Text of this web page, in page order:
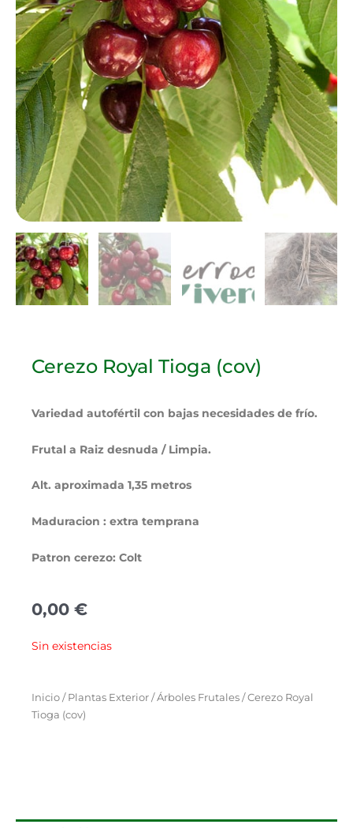
Cerezo Royal Tioga (cov)
Variedad autofértil con bajas necesidades de frío.
Frutal a Raiz desnuda / Limpia.
Alt. aproximada 1,35 metros
Maduracion : extra temprana
Patron cerezo: Colt
0,00 €
Sin existencias
Inicio / Plantas Exterior /Árboles Frutales / Cerezo Royal
Tioga (cov)